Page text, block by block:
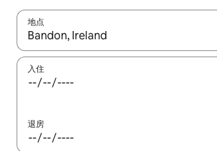
地点
如有搜索结果，请使用上下方向键查看，或
入住
退房